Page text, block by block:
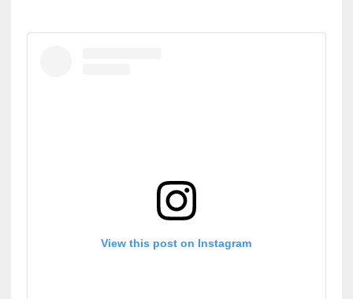
View this post on Instagram